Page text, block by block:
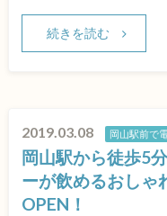
続きを読む
2019.03.08 岡山駅前で
岡山駅から徒歩5
ーが飲めるおしゃ
OPEN！